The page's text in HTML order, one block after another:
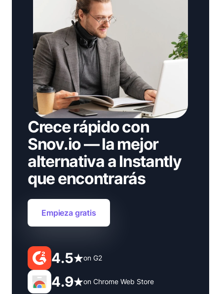
Crece rápido con
Snov.io — la mejor
alternativa a Instantly
que encontrarás
Empieza gratis
4.5 on G2
4.9 on Chrome Web Store